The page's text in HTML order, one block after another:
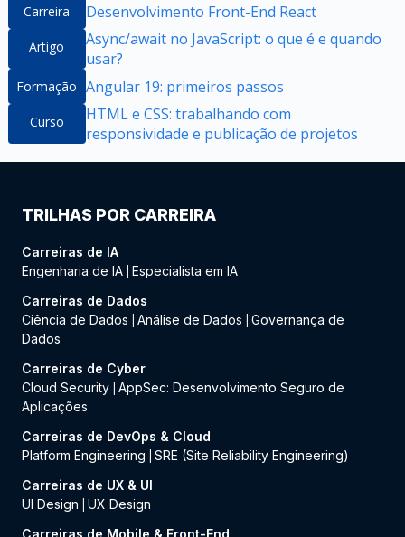
Carreira Desenvolvimento Front-End React
Artigo
Async/await no JavaScript: o que é e quando
usar?
Formação Angular 19: primeiros passos
Curso
HTML e CSS: trabalhando com
responsividade e publicação de projetos
TRILHAS POR CARREIRA
Carreiras de IA
Engenharia de IA Especialista em IA
Carreiras de Dados
Ciência de Dados
Análise de Dados
Governança de
Dados
Carreiras de Cyber
Cloud Security AppSec: Desenvolvimento Seguro de
Aplicações
Carreiras de DevOps & Cloud
Platform Engineering
SRE (Site Reliability Engineering)
Carreiras de UX & UI
UI Design
UX Design
Carreiras de Mobile & Front-End